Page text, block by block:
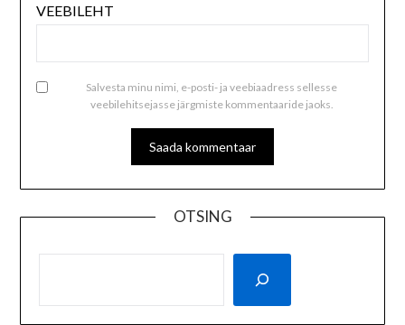
VEEBILEHT
Salvesta minu nimi, e-posti- ja veebiaadress sellesse
veebilehitsejasse järgmiste kommentaaride jaoks.
OTSING